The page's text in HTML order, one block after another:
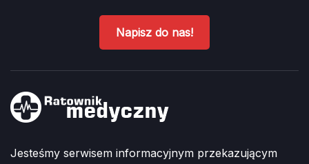
Napisz do nas!
Jesteśmy serwisem informacyjnym przekazującym